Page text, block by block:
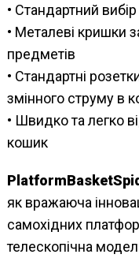
• Стандартний
• Металеві кришки
предметів
• Стандартні
змінного струму в
• Швидко та легко
кошик
як вражаюча
самохідних
телескопічна